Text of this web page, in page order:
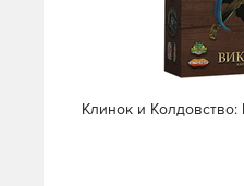
Клинок и